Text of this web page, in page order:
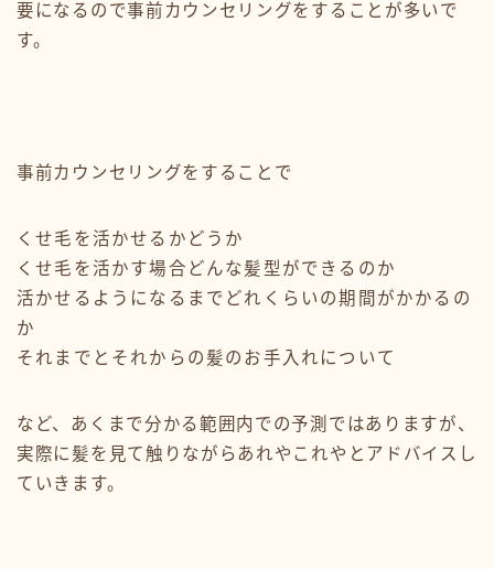
要になるので事前カウンセリングをすることが多いで
す。
事前カウンセリングをすることで
くせ毛を活かせるかどうか
くせ毛を活かす場合どんな髪型ができるのか
活かせるようになるまでどれくらいの期間がかかるの
か
それまでとそれからの髪のお手入れについて
など、あくまで分かる範囲内での予測ではありますが、
実際に髪を見て触りながらあれやこれやとアドバイスし
ていきます。